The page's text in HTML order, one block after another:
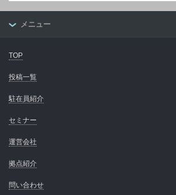
メニュー
TOP
投稿一覧
駐在員紹介
セミナー
運営会社
拠点紹介
問い合わせ